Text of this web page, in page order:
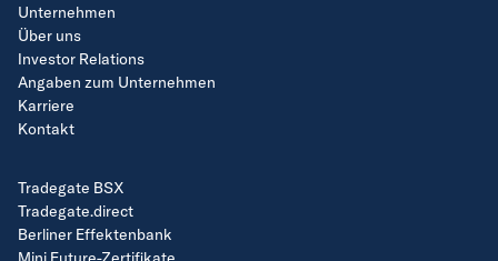
Unternehmen
Über uns
Investor Relations
Angaben zum Unternehmen
Karriere
Kontakt
Tradegate BSX
Tradegate.direct
Berliner Effektenbank